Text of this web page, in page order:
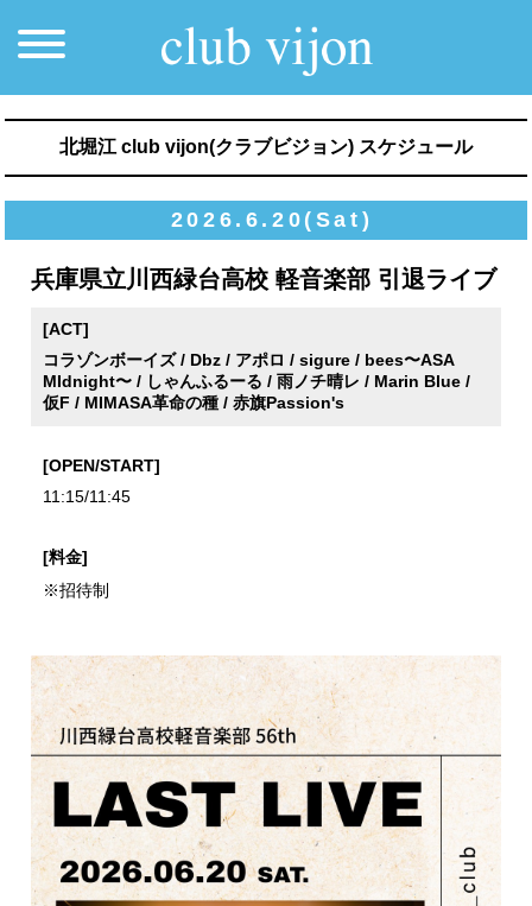
北堀江 club vijon(クラブビジョン) スケジュール
2026.6.20(Sat)
兵庫県⽴川⻄緑台⾼校 軽⾳楽部 引退ライブ
[ACT]
コラゾンボーイズ / Dbz / アポロ / sigure / bees〜ASA
MIdnight〜 / しゃんふるーる / 雨ノチ晴レ / Marin Blue /
仮F / MIMASA革命の種 / 赤旗Passion's
[OPEN/START]
11:15/11:45
[料金]
※招待制